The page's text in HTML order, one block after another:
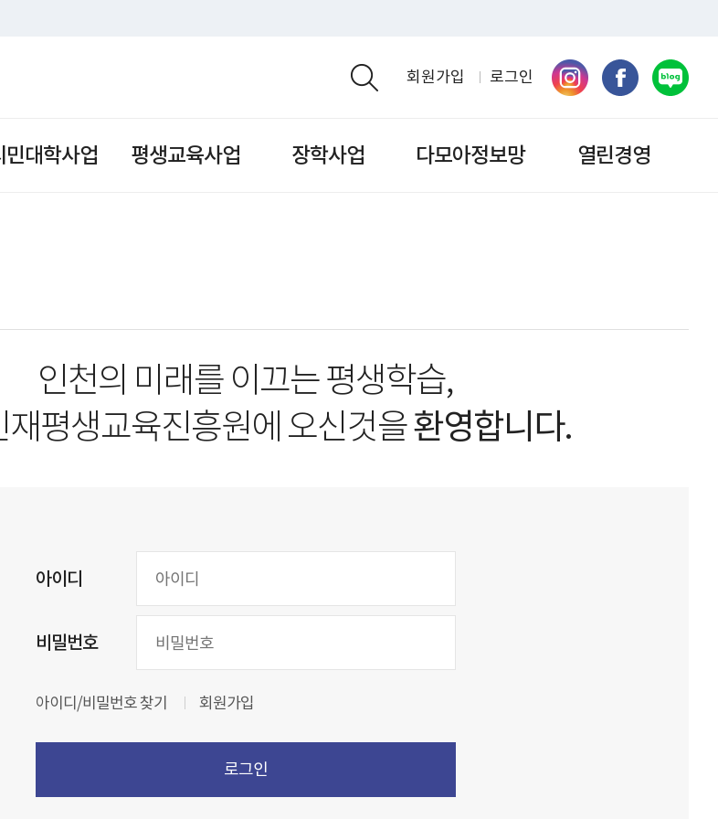
회원가입 로그인
민대학사업 평생교육사업 장학사업 다모아정보망 열린경영
인천의 미래를 이끄는 평생학습,
재평생교육진흥원에 오신것을환영합니다.
아이디
비밀번호
아이디/비밀번호 찾기 회원가입